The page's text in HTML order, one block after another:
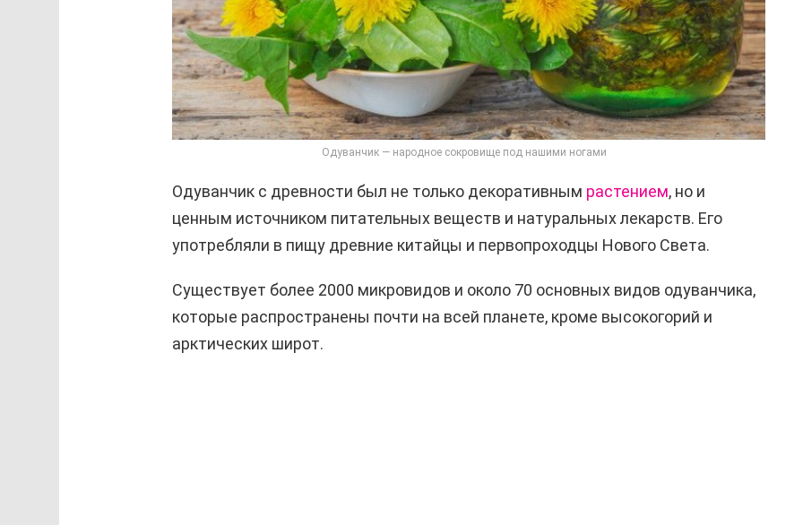
Одуванчик — народное сокровище под нашими ногами
Одуванчик с древности был не только декоративным растением, но и
ценным источником питательных веществ и натуральных лекарств. Его
употребляли в пищу древние китайцы и первопроходцы Нового Света.
Существует более 2000 микровидов и около 70 основных видов одуванчика,
которые распространены почти на всей планете, кроме высокогорий и
арктических широт.